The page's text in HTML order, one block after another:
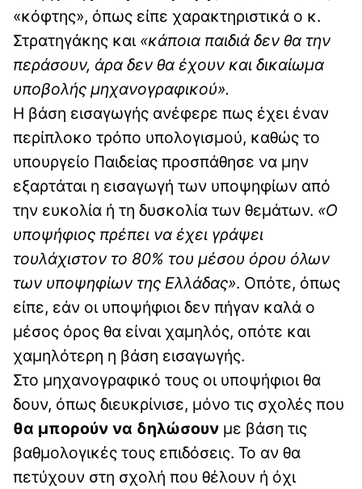
«κόφτης», όπως είπε χαρακτηριστικά ο κ.
Στρατηγάκης και «κάποια παιδιά δεν θα την
περάσουν, άρα δεν θα έχουν και δικαίωμα
υποβολής μηχανογραφικού».
Η βάση εισαγωγής ανέφερε πως έχει έναν
περίπλοκο τρόπο υπολογισμού, καθώς το
υπουργείο Παιδείας προσπάθησε να μην
εξαρτάται η εισαγωγή των υποψηφίων από
την ευκολία ή τη δυσκολία των θεμάτων. «Ο
υποψήφιος πρέπει να έχει γράψει
τουλάχιστον το 80% του μέσου όρου όλων
των υποψηφίων της Ελλάδας». Οπότε, όπως
είπε, εάν οι υποψήφιοι δεν πήγαν καλά ο
μέσος όρος θα είναι χαμηλός, οπότε και
χαμηλότερη η βάση εισαγωγής.
Στο μηχανογραφικό τους οι υποψήφιοι θα
δουν, όπως διευκρίνισε, μόνο τις σχολές που
θα μπορούν να δηλώσουν με βάση τις
βαθμολογικές τους επιδόσεις. Το αν θα
πετύχουν στη σχολή που θέλουν ή όχι